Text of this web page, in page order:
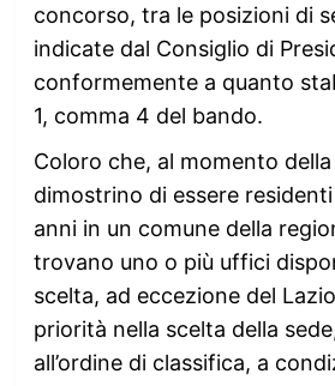
concorso, tra le posizioni di
indicate dal Consiglio di
conformemente a quanto
1, comma 4 del bando.
Coloro che, al momento
dimostrino di essere
anni in un comune della
trovano uno o più uffici
scelta, ad eccezione del
priorità nella scelta della
all’ordine di classifica, a